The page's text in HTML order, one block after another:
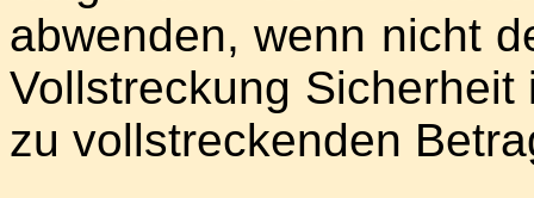
abwenden, wenn nicht
Vollstreckung
zu vollstreckenden